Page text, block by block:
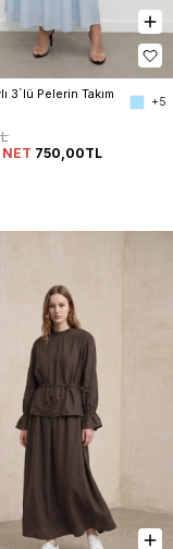
3`lü Pelerin Takım
+5
NET 750,00TL